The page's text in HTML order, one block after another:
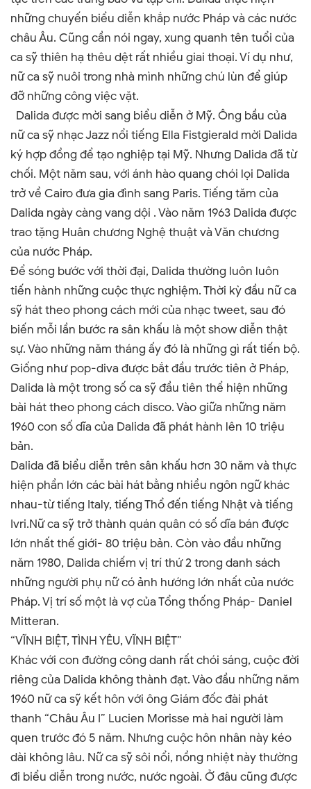
những chuyến biểu diễn khắp nước Pháp và các nước
châu Âu. Cũng cần nói ngay, xung quanh tên tuổi của
ca sỹ thiên hạ thêu dệt rất nhiều giai thoại. Ví dụ như,
nữ ca sỹ nuôi trong nhà mình những chú lùn để giúp
đỡ những công việc vặt.
Dalida được mời sang biểu diễn ở Mỹ. Ông bầu của
nữ ca sỹ nhạc Jazz nổi tiếng Ella Fistgierald mời Dalida
ký hợp đồng để tạo nghiệp tại Mỹ. Nhưng Dalida đã từ
chối. Một năm sau, với ánh hào quang chói lọi Dalida
trở về Cairo đưa gia đình sang Paris. Tiếng tăm của
Dalida ngày càng vang dội . Vào năm 1963 Dalida được
trao tặng Huân chương Nghệ thuật và Văn chương
của nước Pháp.
Để sóng bước với thời đại, Dalida thường luôn luôn
tiến hành những cuộc thực nghiệm. Thời kỳ đầu nữ ca
sỹ hát theo phong cách mới của nhạc tweet, sau đó
biến mỗi lần bước ra sân khấu là một show diễn thật
sự. Vào những năm tháng ấy đó là những gì rất tiến bộ.
Giống như pop-diva được bắt đầu trước tiên ở Pháp,
Dalida là một trong số ca sỹ đầu tiên thể hiện những
bài hát theo phong cách disco. Vào giữa những năm
1960 con số dĩa của Dalida đã phát hành lên 10 triệu
bản.
Dalida đã biểu diễn trên sân khấu hơn 30 năm và thực
hiện phần lớn các bài hát bằng nhiều ngôn ngữ khác
nhau-từ tiếng Italy, tiếng Thổ đến tiếng Nhật và tiếng
Ivri.Nữ ca sỹ trở thành quán quân có số dĩa bán được
lớn nhất thế giới- 80 triệu bản. Còn vào đầu những
năm 1980, Dalida chiếm vị trí thứ 2 trong danh sách
những người phụ nữ có ảnh hướng lớn nhất của nước
Pháp. Vị trí số một là vợ của Tổng thống Pháp- Daniel
Mitteran.
“VĨNH BIỆT, TÌNH YÊU, VĨNH BIỆT”
Khác với con đường công danh rất chói sáng, cuộc đời
riêng của Dalida không thành đạt. Vào đầu những năm
1960 nữ ca sỹ kết hôn với ông Giám đốc đài phát
thanh “Châu Âu I” Lucien Morisse mà hai người làm
quen trước đó 5 năm. Nhưng cuộc hôn nhân này kéo
dài không lâu. Nữ ca sỹ sôi nổi, nồng nhiệt này thường
đi biểu diễn trong nước, nước ngoài. Ở đâu cũng được